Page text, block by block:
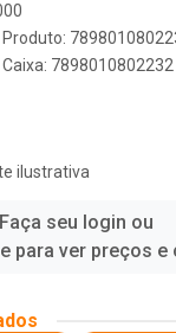
7898010802232
ilustrativa
Faça seu login ou
para ver preços e